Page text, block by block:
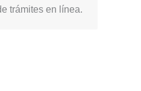
trámites en línea.